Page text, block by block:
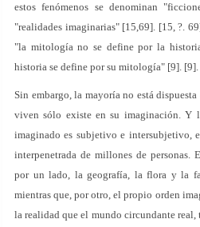
estos fenómenos se denominan
"realidades imaginarias" [15,69]. [15, ?.
"la mitología no se define por la
historia se define por su mitología" [9]. [9].
Sin embargo, la mayoría no está
viven sólo existe en su imaginación. Y
imaginado es subjetivo e intersubjetivo,
interpenetrada de millones de personas.
por un lado, la geografía, la flora y la
mientras que, por otro, el propio orden
la realidad que el mundo circundante